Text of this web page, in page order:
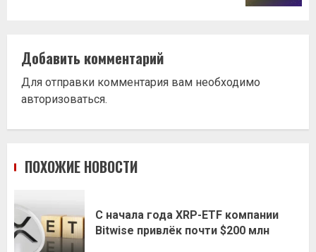
Добавить комментарий
Для отправки комментария вам необходимо
авторизоваться.
ПОХОЖИЕ НОВОСТИ
С начала года XRP-ETF компании
Bitwise привлёк почти $200 млн